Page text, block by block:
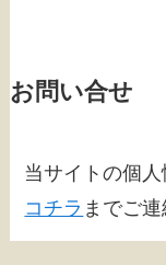
お問い合せ
当サイトの個
コチラ までご連